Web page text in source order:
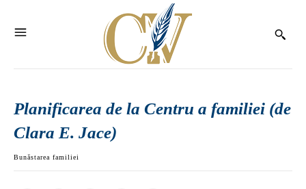
Planificarea de la Centru a familiei (de
Clara E. Jace)
Bunăstarea familiei